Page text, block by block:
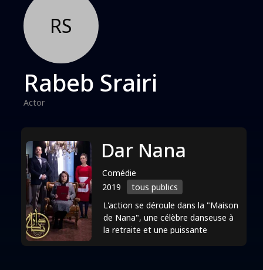
RS
Rabeb Srairi
Actor
Dar Nana
Comédie
2019
tous publics
L'action se déroule dans la "Maison
de Nana", une célèbre danseuse à
la retraite et une puissante